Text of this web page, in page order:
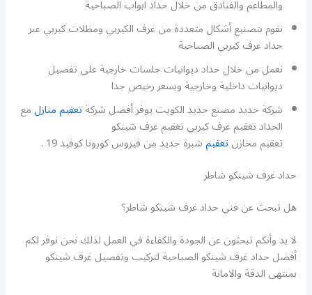
والمطاعم والفنادق من خلال حداد ابواب الصباحية
نقوم بتصنيع أشكال متعددة من غرف الكيربي ومظلات كيربي عبر
حداد غرف كيربي الصباحية
نعمل من خلال حداد ديوانيات جلسات خارجية على تفصيل
ديوانيات داخلية وخارجية وبسعر رخيص جدا
شركة حديد مصنع حديد الكويت يوفر أفضل شركةتعقيم منازلمع
الحداد تعقيم غرف كيربي تعقيم غرف شينكو
تعقيم مخازنتعقيمشبرة حديد من فيروس كورونا كوفيد 19 .
حداد غرف شينكو شاطر
هل تبحث عن فني حداد غرف شينكو شاطر؟
لا بد وأنكم تبحثون عن الجودة والكفاءة في العمل لذلك نحن نوفر لكم
أفضل حداد غرف شينكو الصباحية لتركيب وتفصيل غرف شينكو
بمنتهى الدقة والامانة